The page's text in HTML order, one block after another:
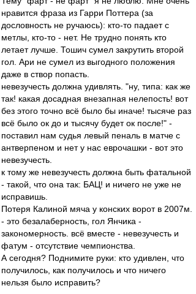
нравится фраза из Гарри Поттера (за
дословность не ручаюсь): кто-то падает с
метлы, кто-то - нет. Не трудно понять кто
летает лучше. Тошич сумел закрутить второй
гол. Ари не сумел из выгодного положения
даже в створ попасть.
невезучесть должна удивлять. "ну, типа: как же
так! какая досадная внезапная нелепость! вот
без этого точно всё было бы иначе! тысяче раз
всё было ок до и тысячу будет ок после!" -
поставил нам судья левый пеналь в матче с
антверпеном и нет у нас еврочашки - вот это
невезучесть.
к тому же невезучесть должна быть фатальной
- такой, что она так: БАЦ! и ничего не уже не
исправишь.
Потеря Калиной мяча у конских ворот в 2007м.
- это безалаберность, гол Янчика -
закономерность. всё вместе - невезучесть и
фатум - отсутствие чемпионства.
А сегодня? Поднимите руки: кто удивлен, что
получилось, как получилось и что ничего
нельзя было исправить?